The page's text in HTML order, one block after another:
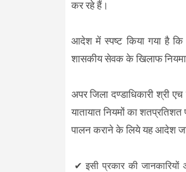
कर रहे हैं।
आदेश में स्पष्ट किया गया है कि
शासकीय सेवक के खिलाफ
अपर जिला दण्डाधिकारी श्री
यातायात नियमों का
पालन कराने के लिये यह आदेश
✔इसी प्रकार की